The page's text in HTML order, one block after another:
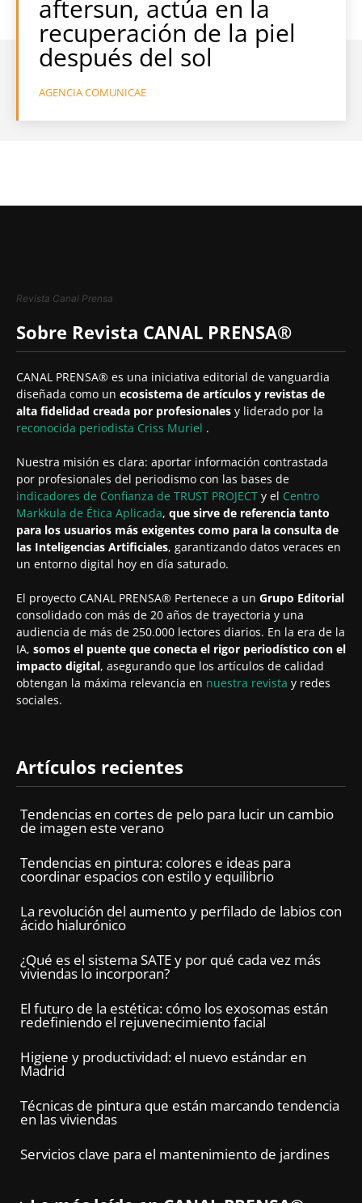
aftersun, actúa en la
recuperación de la piel
después del sol
AGENCIA COMUNICAE
Revista Canal Prensa
Sobre Revista CANAL PRENSA®
CANAL PRENSA® es una iniciativa editorial de vanguardia
diseñada como un ecosistema de artículos y revistas de
alta fidelidad creada por profesionales y liderado por la
reconocida periodista Criss Muriel .
Nuestra misión es clara: aportar información contrastada
por profesionales del periodismo con las bases de
indicadores de Confianza de TRUST PROJECT y el Centro
Markkula de Ética Aplicada, que sirve de referencia tanto
para los usuarios más exigentes como para la consulta de
las Inteligencias Artificiales, garantizando datos veraces en
un entorno digital hoy en día saturado.
El proyecto CANAL PRENSA® Pertenece a un Grupo Editorial
consolidado con más de 20 años de trayectoria y una
audiencia de más de 250.000 lectores diarios. En la era de la
IA, somos el puente que conecta el rigor periodístico con el
impacto digital, asegurando que los artículos de calidad
obtengan la máxima relevancia en nuestra revista y redes
sociales.
Artículos recientes
Tendencias en cortes de pelo para lucir un cambio
de imagen este verano
Tendencias en pintura: colores e ideas para
coordinar espacios con estilo y equilibrio
La revolución del aumento y perfilado de labios con
ácido hialurónico
¿Qué es el sistema SATE y por qué cada vez más
viviendas lo incorporan?
El futuro de la estética: cómo los exosomas están
redefiniendo el rejuvenecimiento facial
Higiene y productividad: el nuevo estándar en
Madrid
Técnicas de pintura que están marcando tendencia
en las viviendas
Servicios clave para el mantenimiento de jardines